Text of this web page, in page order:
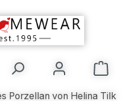
Porzellan von Helina Tilk